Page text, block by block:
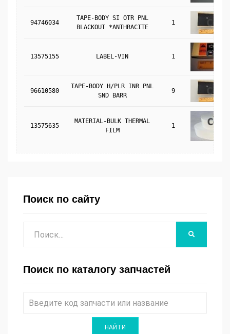
94746034
TAPE-BODY SI OTR PNL
BLACKOUT *ANTHRACITE
1
13575155 LABEL-VIN 1
96610580
TAPE-BODY H/PLR INR PNL
SND BARR
9
13575635
MATERIAL-BULK THERMAL
FILM
1
Поиск по сайту
Поиск по каталогу запчастей